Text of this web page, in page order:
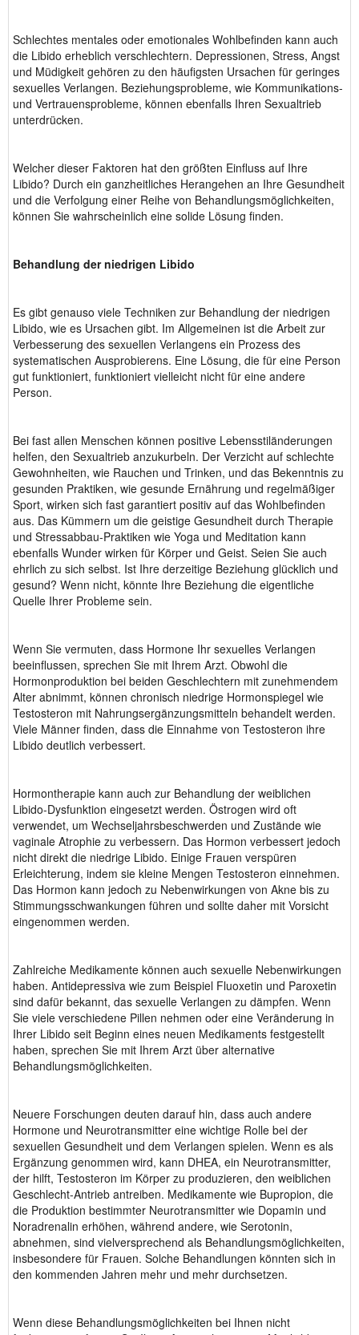
Schlechtes mentales oder emotionales Wohlbefinden kann auch
die Libido erheblich verschlechtern. Depressionen, Stress, Angst
und Müdigkeit gehören zu den häufigsten Ursachen für geringes
sexuelles Verlangen. Beziehungsprobleme, wie Kommunikations-
und Vertrauensprobleme, können ebenfalls Ihren Sexualtrieb
unterdrücken.
Welcher dieser Faktoren hat den größten Einfluss auf Ihre
Libido? Durch ein ganzheitliches Herangehen an Ihre Gesundheit
und die Verfolgung einer Reihe von Behandlungsmöglichkeiten,
können Sie wahrscheinlich eine solide Lösung finden.
Behandlung der niedrigen Libido
Es gibt genauso viele Techniken zur Behandlung der niedrigen
Libido, wie es Ursachen gibt. Im Allgemeinen ist die Arbeit zur
Verbesserung des sexuellen Verlangens ein Prozess des
systematischen Ausprobierens. Eine Lösung, die für eine Person
gut funktioniert, funktioniert vielleicht nicht für eine andere
Person.
Bei fast allen Menschen können positive Lebensstiländerungen
helfen, den Sexualtrieb anzukurbeln. Der Verzicht auf schlechte
Gewohnheiten, wie Rauchen und Trinken, und das Bekenntnis zu
gesunden Praktiken, wie gesunde Ernährung und regelmäßiger
Sport, wirken sich fast garantiert positiv auf das Wohlbefinden
aus. Das Kümmern um die geistige Gesundheit durch Therapie
und Stressabbau-Praktiken wie Yoga und Meditation kann
ebenfalls Wunder wirken für Körper und Geist. Seien Sie auch
ehrlich zu sich selbst. Ist Ihre derzeitige Beziehung glücklich und
gesund? Wenn nicht, könnte Ihre Beziehung die eigentliche
Quelle Ihrer Probleme sein.
Wenn Sie vermuten, dass Hormone Ihr sexuelles Verlangen
beeinflussen, sprechen Sie mit Ihrem Arzt. Obwohl die
Hormonproduktion bei beiden Geschlechtern mit zunehmendem
Alter abnimmt, können chronisch niedrige Hormonspiegel wie
Testosteron mit Nahrungsergänzungsmitteln behandelt werden.
Viele Männer finden, dass die Einnahme von Testosteron ihre
Libido deutlich verbessert.
Hormontherapie kann auch zur Behandlung der weiblichen
Libido-Dysfunktion eingesetzt werden. Östrogen wird oft
verwendet, um Wechseljahrsbeschwerden und Zustände wie
vaginale Atrophie zu verbessern. Das Hormon verbessert jedoch
nicht direkt die niedrige Libido. Einige Frauen verspüren
Erleichterung, indem sie kleine Mengen Testosteron einnehmen.
Das Hormon kann jedoch zu Nebenwirkungen von Akne bis zu
Stimmungsschwankungen führen und sollte daher mit Vorsicht
eingenommen werden.
Zahlreiche Medikamente können auch sexuelle Nebenwirkungen
haben. Antidepressiva wie zum Beispiel Fluoxetin und Paroxetin
sind dafür bekannt, das sexuelle Verlangen zu dämpfen. Wenn
Sie viele verschiedene Pillen nehmen oder eine Veränderung in
Ihrer Libido seit Beginn eines neuen Medikaments festgestellt
haben, sprechen Sie mit Ihrem Arzt über alternative
Behandlungsmöglichkeiten.
Neuere Forschungen deuten darauf hin, dass auch andere
Hormone und Neurotransmitter eine wichtige Rolle bei der
sexuellen Gesundheit und dem Verlangen spielen. Wenn es als
Ergänzung genommen wird, kann DHEA, ein Neurotransmitter,
der hilft, Testosteron im Körper zu produzieren, den weiblichen
Geschlecht-Antrieb antreiben. Medikamente wie Bupropion, die
die Produktion bestimmter Neurotransmitter wie Dopamin und
Noradrenalin erhöhen, während andere, wie Serotonin,
abnehmen, sind vielversprechend als Behandlungsmöglichkeiten,
insbesondere für Frauen. Solche Behandlungen könnten sich in
den kommenden Jahren mehr und mehr durchsetzen.
Wenn diese Behandlungsmöglichkeiten bei Ihnen nicht